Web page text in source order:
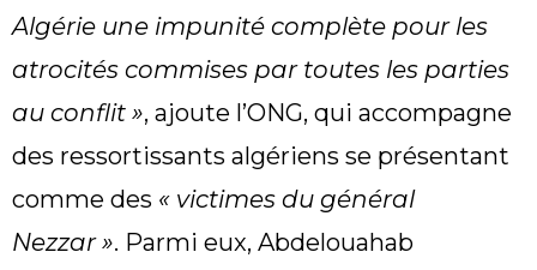
Algérie une impunité complète pour les
atrocités commises par toutes les parties
au conflit », ajoute l’ONG, qui accompagne
des ressortissants algériens se présentant
comme des « victimes du général
Nezzar ». Parmi eux, Abdelouahab